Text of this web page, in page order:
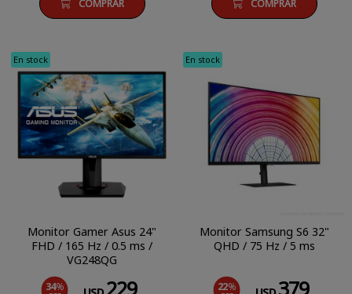
COMPRAR COMPRAR
En stock
Monitor Gamer Asus 24"
FHD / 165 Hz / 0.5 ms /
VG248QG
34% 229
En stock
Monitor Samsung S6 32"
QHD / 75 Hz / 5 ms
22% 379